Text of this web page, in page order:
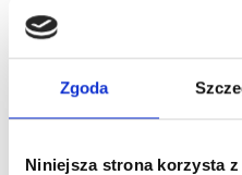
Zgoda
Niniejsza strona korzysta